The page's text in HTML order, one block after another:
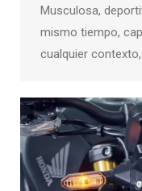
Musculosa,
mismo tiempo,
cualquier